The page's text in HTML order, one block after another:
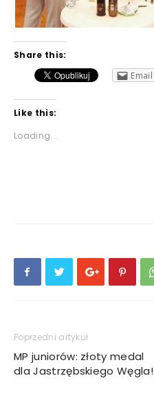
Share this:
Email
Like this:
Loading...
Poprzedni artykuł
MP juniorów: złoty medal
dla Jastrzębskiego Węgla!